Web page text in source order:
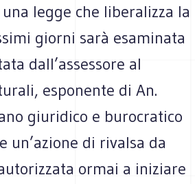
legge che liberalizza la
giorni sarà esaminata
dall’assessore al
esponente di An.
giuridico e burocratico
un’azione di rivalsa da
ormai a iniziare